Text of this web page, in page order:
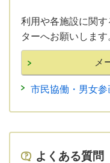
利用や各施設に関
ターへお願いします
市民協働・男女
よくある質問